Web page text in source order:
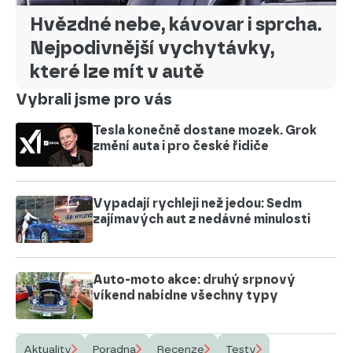
Hvězdné nebe, kávovar i sprcha.
Nejpodivnější vychytávky,
které lze mít v autě
Vybrali jsme pro vás
Tesla konečně dostane mozek. Grok
změní auta i pro české řidiče
Vypadají rychleji než jedou: Sedm
zajímavých aut z nedávné minulosti
Auto-moto akce: druhý srpnový
víkend nabídne všechny typy
Aktuality Poradna Recenze Testy